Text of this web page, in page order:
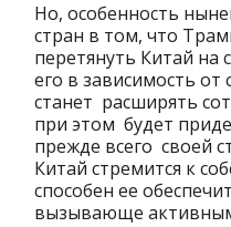
Но, особенность
стран в том, что
перетянуть Китай на
его в зависимость от
станет расширять
при этом будет
прежде всего своей
Китай стремится к
способен ее
вызывающе